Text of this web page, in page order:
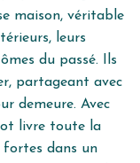
maison, véritable
leurs
du passé. Ils
partageant avec
demeure. Avec
livre toute la
fortes dans un